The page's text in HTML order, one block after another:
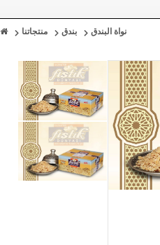
منتجاتنا بندق نواة البندق